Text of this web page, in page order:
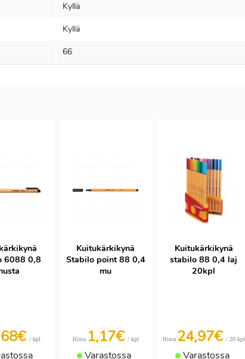
Kyllä
Kyllä
66
6088 0,8
/ kpl
Kuitukärkikynä
Stabilo point 88 0,4
mu
Hinta 1,17€ / kpl
Varastossa
Kuitukärkikynä
stabilo 88 0,4 laj
20kpl
Hinta 24,97€ / 20 kpl
Varastossa